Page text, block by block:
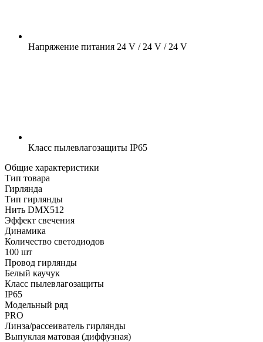
Напряжение питания 24 V / 24 V / 24 V
Класс пылевлагозащиты IP65
Общие характеристики
Тип товара
Гирлянда
Тип гирлянды
Нить DMX512
Эффект свечения
Динамика
Количество светодиодов
100 шт
Провод гирлянды
Белый каучук
Класс пылевлагозащиты
IP65
Модельный ряд
PRO
Линза/рассеиватель гирлянды
Выпуклая матовая (диффузная)